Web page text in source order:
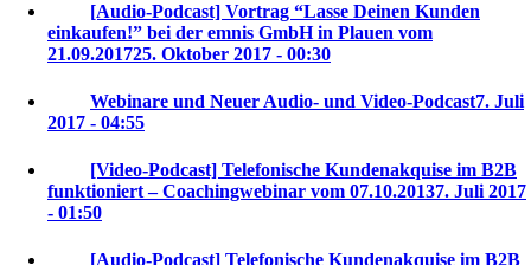
[Audio-Podcast] Vortrag “Lasse Deinen Kunden
einkaufen!” bei der emnis GmbH in Plauen vom
21.09.201725. Oktober 2017 - 00:30
Webinare und Neuer Audio- und Video-Podcast7. Juli
2017 - 04:55
[Video-Podcast] Telefonische Kundenakquise im B2B
funktioniert – Coachingwebinar vom 07.10.20137. Juli 2017
- 01:50
[Audio-Podcast] Telefonische Kundenakquise im B2B